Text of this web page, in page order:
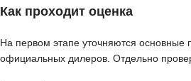
Как проходит оценка
На первом этапе уточняются основные
официальных дилеров. Отдельно